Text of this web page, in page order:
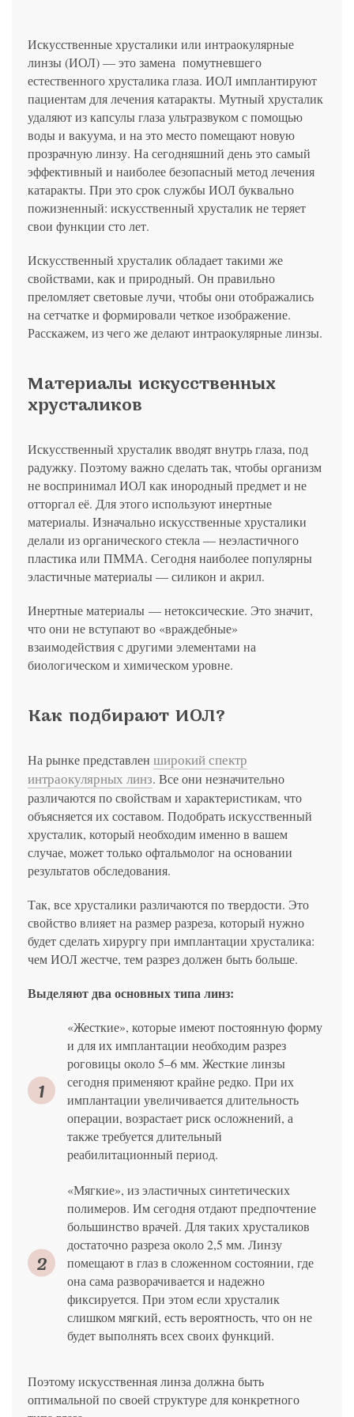
Искусственные хрусталики или интраокулярные
линзы (ИОЛ) — это замена помутневшего
естественного хрусталика глаза. ИОЛ имплантируют
пациентам для лечения катаракты. Мутный хрусталик
удаляют из капсулы глаза ультразвуком с помощью
воды и вакуума, и на это место помещают новую
прозрачную линзу. На сегодняшний день это самый
эффективный и наиболее безопасный метод лечения
катаракты. При это срок службы ИОЛ буквально
пожизненный: искусственный хрусталик не теряет
свои функции сто лет.
Искусственный хрусталик обладает такими же
свойствами, как и природный. Он правильно
преломляет световые лучи, чтобы они отображались
на сетчатке и формировали четкое изображение.
Расскажем, из чего же делают интраокулярные линзы.
Материалы искусственных
хрусталиков
Искусственный хрусталик вводят внутрь глаза, под
радужку. Поэтому важно сделать так, чтобы организм
не воспринимал ИОЛ как инородный предмет и не
отторгал её. Для этого используют инертные
материалы. Изначально искусственные хрусталики
делали из органического стекла — неэластичного
пластика или ПММА. Сегодня наиболее популярны
эластичные материалы — силикон и акрил.
Инертные материалы — нетоксические. Это значит,
что они не вступают во «враждебные»
взаимодействия с другими элементами на
биологическом и химическом уровне.
Как подбирают ИОЛ?
На рынке представлен широкий спектр
интраокулярных линз. Все они незначительно
различаются по свойствам и характеристикам, что
объясняется их составом. Подобрать искусственный
хрусталик, который необходим именно в вашем
случае, может только офтальмолог на основании
результатов обследования.
Так, все хрусталики различаются по твердости. Это
свойство влияет на размер разреза, который нужно
будет сделать хирургу при имплантации хрусталика:
чем ИОЛ жестче, тем разрез должен быть больше.
Выделяют два основных типа линз:
«Жесткие», которые имеют постоянную форму
и для их имплантации необходим разрез
роговицы около 5–6 мм. Жесткие линзы
сегодня применяют крайне редко. При их
имплантации увеличивается длительность
операции, возрастает риск осложнений, а
также требуется длительный
реабилитационный период.
«Мягкие», из эластичных синтетических
полимеров. Им сегодня отдают предпочтение
большинство врачей. Для таких хрусталиков
достаточно разреза около 2,5 мм. Линзу
помещают в глаз в сложенном состоянии, где
она сама разворачивается и надежно
фиксируется. При этом если хрусталик
слишком мягкий, есть вероятность, что он не
будет выполнять всех своих функций.
Поэтому искусственная линза должна быть
оптимальной по своей структуре для конкретного
Yell ПроДокторов
политикой конфиденциальности
Консультация и прием у профессора
Беликовой Е.И.
+7 991 098-78-29
Елена, персональный менеджер
Записаться
Отправить
политикой конфиденциальности
Отправить
на обработкуперсональных данных
Я соглашаюсь на получение рассылки в соответствии с ФЗ от
13.03.2006 №38-ФЗ на условиях и для целей, определенных
политикой конфиденциальности
Отправить